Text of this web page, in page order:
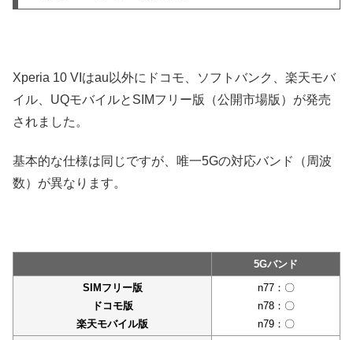
Xperia 10 VIはau以外にドコモ、ソフトバンク、楽天モバ
イル、UQモバイルとSIMフリー版（公開市場版）が発売
されました。
基本的な仕様は同じですが、唯一5Gの対応バンド（周波
数）が異なります。
5Gバンド
SIMフリー版
ドコモ版
楽天モバイル版
n77：〇
n78：〇
n79：〇